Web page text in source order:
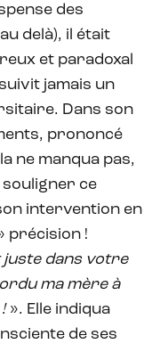
des
delà), il était
et paradoxal
jamais un
Dans son
prononcé
ne manqua pas,
souligner ce
intervention en
précision !
dans votre
ma mère à
! ». Elle indiqua
de ses